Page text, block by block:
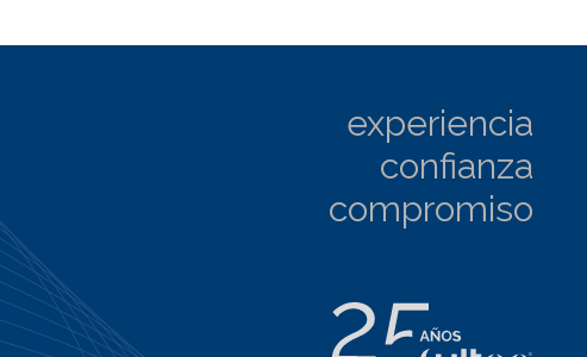
experiencia
confianza
compromiso